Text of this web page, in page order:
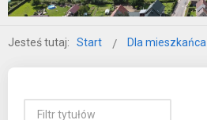
Jesteś tutaj: Start Dla mieszkańca